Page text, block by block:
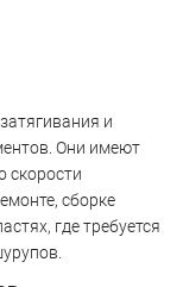
и
Они имеют
скорости
сборке
где требуется